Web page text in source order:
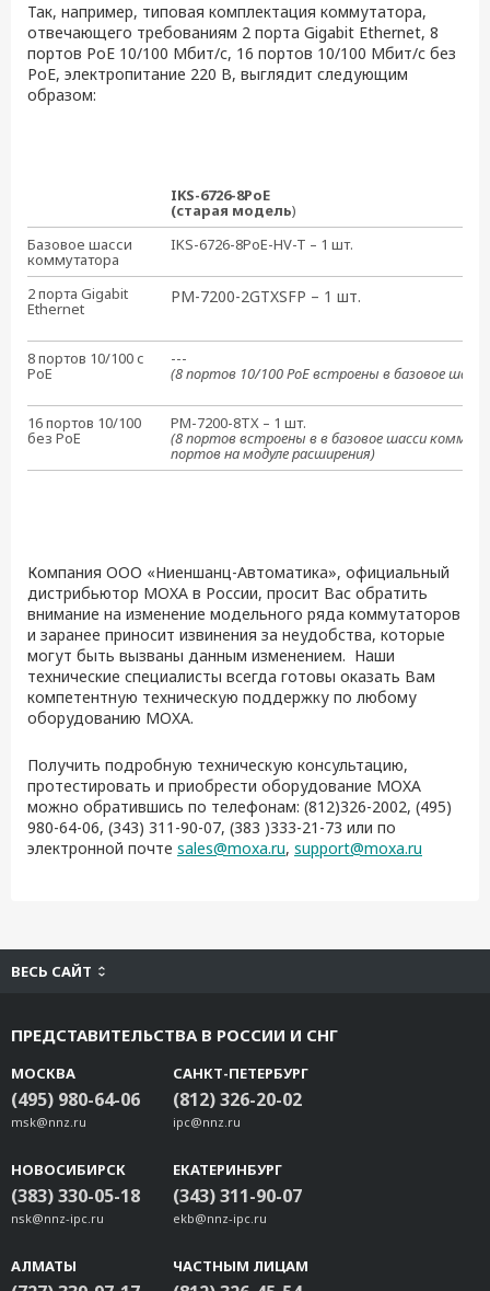
Так, например, типовая комплектация коммутатора,
отвечающего требованиям 2 порта Gigabit Ethernet, 8
портов PoE 10/100 Мбит/с, 16 портов 10/100 Мбит/с без
PoE, электропитание 220 В, выглядит следующим
образом:
IKS-6726-8PoE
(старая модель)
Базовое шасси
коммутатора
IKS-6726-8PoE-HV-T – 1 шт.
2 порта Gigabit
Ethernet
PM-7200-2GTXSFP – 1 шт.
8 портов 10/100 с
PoE
---
(8 портов 10/100 PoE встроены в базовое
16 портов 10/100
без PoE
PM-7200-8TX – 1 шт.
(8 портов встроены в в базовое шасси
портов на модуле расширения)
Компания ООО «Ниеншанц-Автоматика», официальный
дистрибьютор MOXA в России, просит Вас обратить
внимание на изменение модельного ряда коммутаторов
и заранее приносит извинения за неудобства, которые
могут быть вызваны данным изменением. Наши
технические специалисты всегда готовы оказать Вам
компетентную техническую поддержку по любому
оборудованию MOXA.
Получить подробную техническую консультацию,
протестировать и приобрести оборудование MOXA
можно обратившись по телефонам: (812)326-2002, (495)
980-64-06, (343) 311-90-07, (383 )333-21-73 или по
электронной почте sales@moxa.ru, support@moxa.ru
ВЕСЬ САЙТ
ПРЕДСТАВИТЕЛЬСТВА В РОССИИ И СНГ
МОСКВА
(495) 980-64-06
msk@nnz.ru
САНКТ-ПЕТЕРБУРГ
(812) 326-20-02
ipc@nnz.ru
НОВОСИБИРСК
(383) 330-05-18
nsk@nnz-ipc.ru
ЕКАТЕРИНБУРГ
(343) 311-90-07
ekb@nnz-ipc.ru
АЛМАТЫ ЧАСТНЫМ ЛИЦАМ